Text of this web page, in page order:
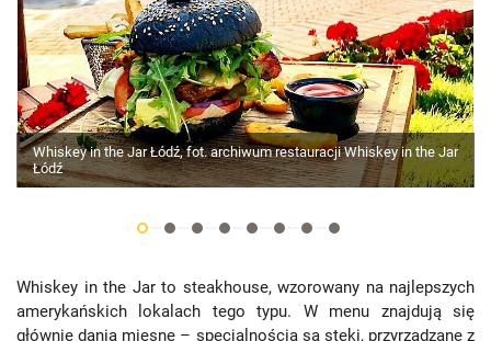
Whiskey in the Jar Łódź, fot. archiwum restauracji Whiskey in the Jar
Łódź
Whiskey in the Jar to steakhouse, wzorowany na najlepszych
amerykańskich lokalach tego typu. W menu znajdują się
głównie dania mięsne – specjalnością są steki, przyrządzane z